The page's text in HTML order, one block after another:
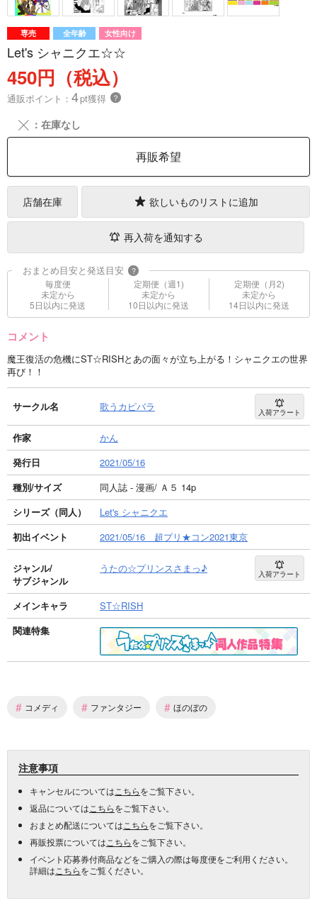
専売 全年齢 女性向け
Let's シャニクエ☆☆
450円（税込）
通販ポイント： 4pt獲得 ？
╳ ：在庫なし
再販希望
店舗在庫 欲しいものリストに追加
再入荷を通知する
おまとめ目安と発送目安 ?
毎度便
未定から
5日以内に発送
定期便（週1)
未定から
10日以内に発送
定期便（月2)
未定から
14日以内に発送
コメント
魔王復活の危機にST☆RISHとあの面々が立ち上がる！シャニクエの世界
再び！！
サークル名 歌うカピバラ 入荷アラート
作家
かん
発行日
2021/05/16
種別/サイズ
同人誌 - 漫画/ Ａ５ 14p
シリーズ（同人）
Let's シャニクエ
初出イベント
2021/05/16 超プリ★コン2021東京
ジャンル/
サブジャンル
うたの☆プリンスさまっ♪ 入荷アラート
メインキャラ
ST☆RISH
関連特集
# コメディ # ファンタジー # ほのぼの
注意事項
キャンセルについては こちらをご覧下さい。
返品については こちらをご覧下さい。
おまとめ配送については こちらをご覧下さい。
再販投票については こちらをご覧下さい。
イベント応募券付商品などをご購入の際は毎度便をご利用ください。
詳細は こちらをご覧ください。